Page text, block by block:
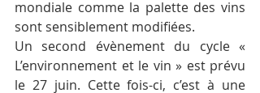
mondiale comme la palette des vins
sont sensiblement modifiées.
Un second évènement du cycle «
L’environnement et le vin » est prévu
le 27 juin. Cette fois-ci, c’est à une